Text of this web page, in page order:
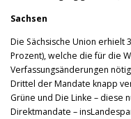
Sachsen
Die Sächsische Union erhielt
Prozent), welche die für die
Verfassungsänderungen
Drittel der Mandate knapp
Grüne und Die Linke – diese
Direktmandate –